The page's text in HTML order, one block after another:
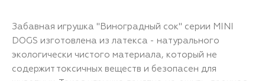
Забавная игрушка "Виноградный сок" серии MINI
DOGS изготовлена из латекса - натурального
экологически чистого материала, который не
содержит токсичных веществ и безопасен для